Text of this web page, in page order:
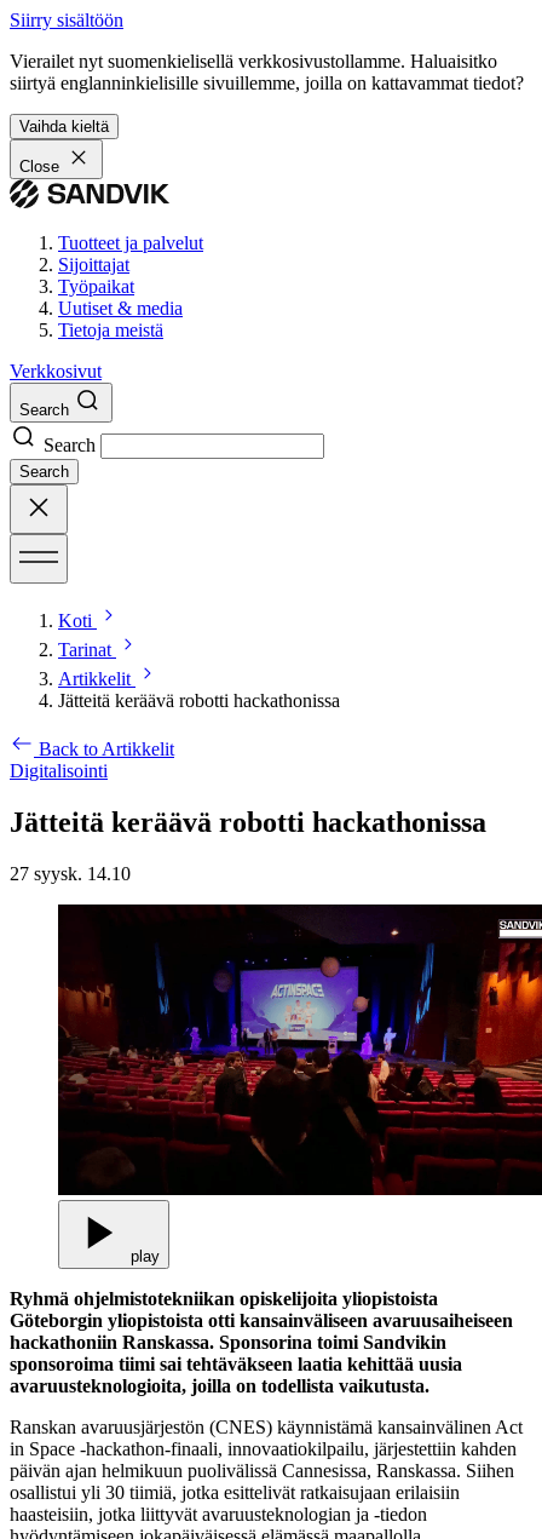
Siirry sisältöön
Vierailet nyt suomenkielisellä verkkosivustollamme. Haluaisitko
siirtyä englanninkielisille sivuillemme, joilla on kattavammat tiedot?
Vaihda kieltä
Close
Tuotteet ja palvelut
Sijoittajat
Työpaikat
Uutiset & media
Tietoja meistä
Verkkosivut
Search
Search
Search
Koti
Tarinat
Artikkelit
Jätteitä keräävä robotti hackathonissa
Back to Artikkelit
Digitalisointi
Jätteitä keräävä robotti hackathonissa
27 syysk. 14.10
play
Ryhmä ohjelmistotekniikan opiskelijoita yliopistoista
Göteborgin yliopistoista otti kansainväliseen avaruusaiheiseen
hackathoniin Ranskassa. Sponsorina toimi Sandvikin
sponsoroima tiimi sai tehtäväkseen laatia kehittää uusia
avaruusteknologioita, joilla on todellista vaikutusta.
Ranskan avaruusjärjestön (CNES) käynnistämä kansainvälinen Act
in Space -hackathon-finaali, innovaatiokilpailu, järjestettiin kahden
päivän ajan helmikuun puolivälissä Cannesissa, Ranskassa. Siihen
osallistui yli 30 tiimiä, jotka esittelivät ratkaisujaan erilaisiin
haasteisiin, jotka liittyvät avaruusteknologian ja -tiedon